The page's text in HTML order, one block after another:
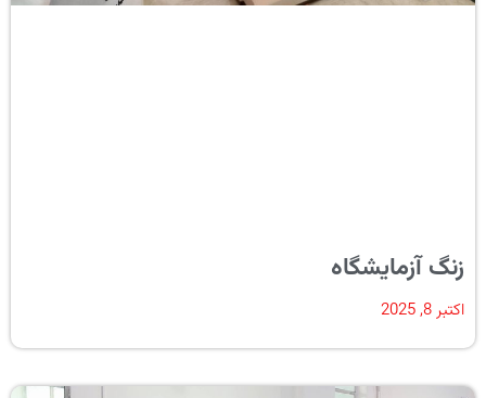
زنگ آزمایشگاه
اکتبر 8, 2025